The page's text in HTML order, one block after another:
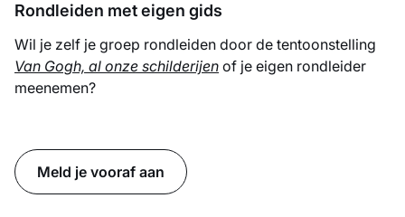
Rondleiden met eigen gids
Wil je zelf je groep rondleiden door de tentoonstelling
Van Gogh, al onze schilderijen of je eigen rondleider
meenemen?
Meld je vooraf aan